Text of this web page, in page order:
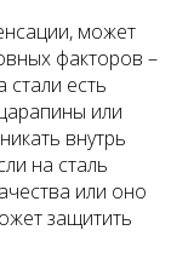
может
факторов –
есть
или
внутрь
на сталь
или оно
защитить